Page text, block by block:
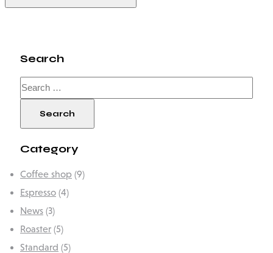
Search
Category
Coffee shop (9)
Espresso (4)
News (3)
Roaster (5)
Standard (5)